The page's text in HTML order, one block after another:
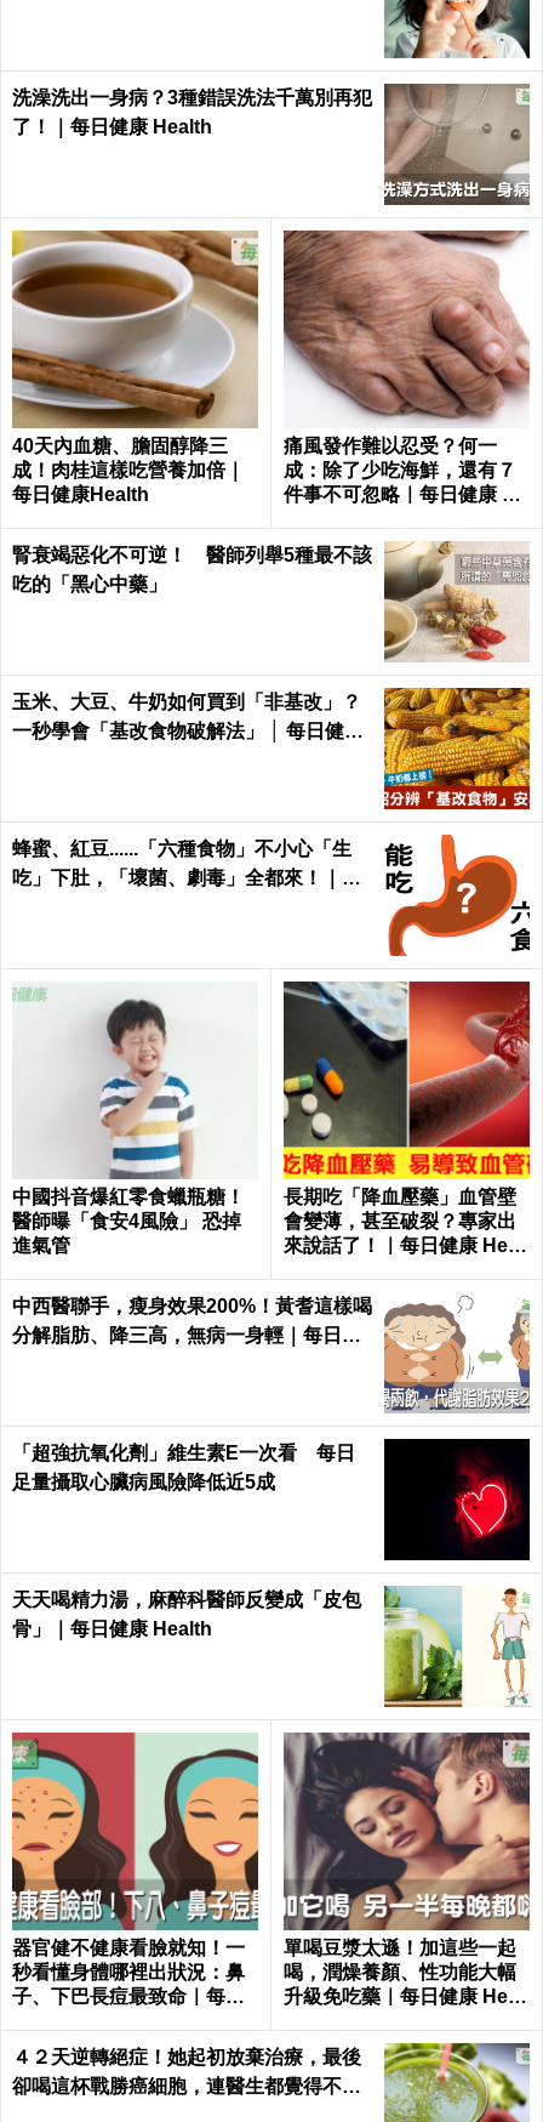
洗澡洗出一身病？3種錯誤洗法千萬別再犯
了！｜每日健康 Health
40天內血糖、膽固醇降三
成！肉桂這樣吃營養加倍｜
每日健康Health
痛風發作難以忍受？何一
成：除了少吃海鮮，還有７
件事不可忽略｜每日健康 He
腎衰竭惡化不可逆！ 醫師列舉5種最不該
吃的「黑心中藥」
玉米、大豆、牛奶如何買到「非基改」？
一秒學會「基改食物破解法」 │ 每日健康
蜂蜜、紅豆......「六種食物」不小心「生
吃」下肚，「壞菌、劇毒」全都來！｜每
中國抖音爆紅零食蠟瓶糖！
醫師曝「食安4風險」 恐掉
進氣管
長期吃「降血壓藥」血管壁
會變薄，甚至破裂？專家出
來說話了！｜每日健康 Healt
中西醫聯手，瘦身效果200%！黃耆這樣喝
分解脂肪、降三高，無病一身輕｜每日健
「超強抗氧化劑」維生素E一次看 每日
足量攝取心臟病風險降低近5成
天天喝精力湯，麻醉科醫師反變成「皮包
骨」｜每日健康 Health
器官健不健康看臉就知！一
秒看懂身體哪裡出狀況：鼻
子、下巴長痘最致命｜每日
單喝豆漿太遜！加這些一起
喝，潤燥養顏、性功能大幅
升級免吃藥｜每日健康 Healt
４２天逆轉絕症！她起初放棄治療，最後
卻喝這杯戰勝癌細胞，連醫生都覺得不可